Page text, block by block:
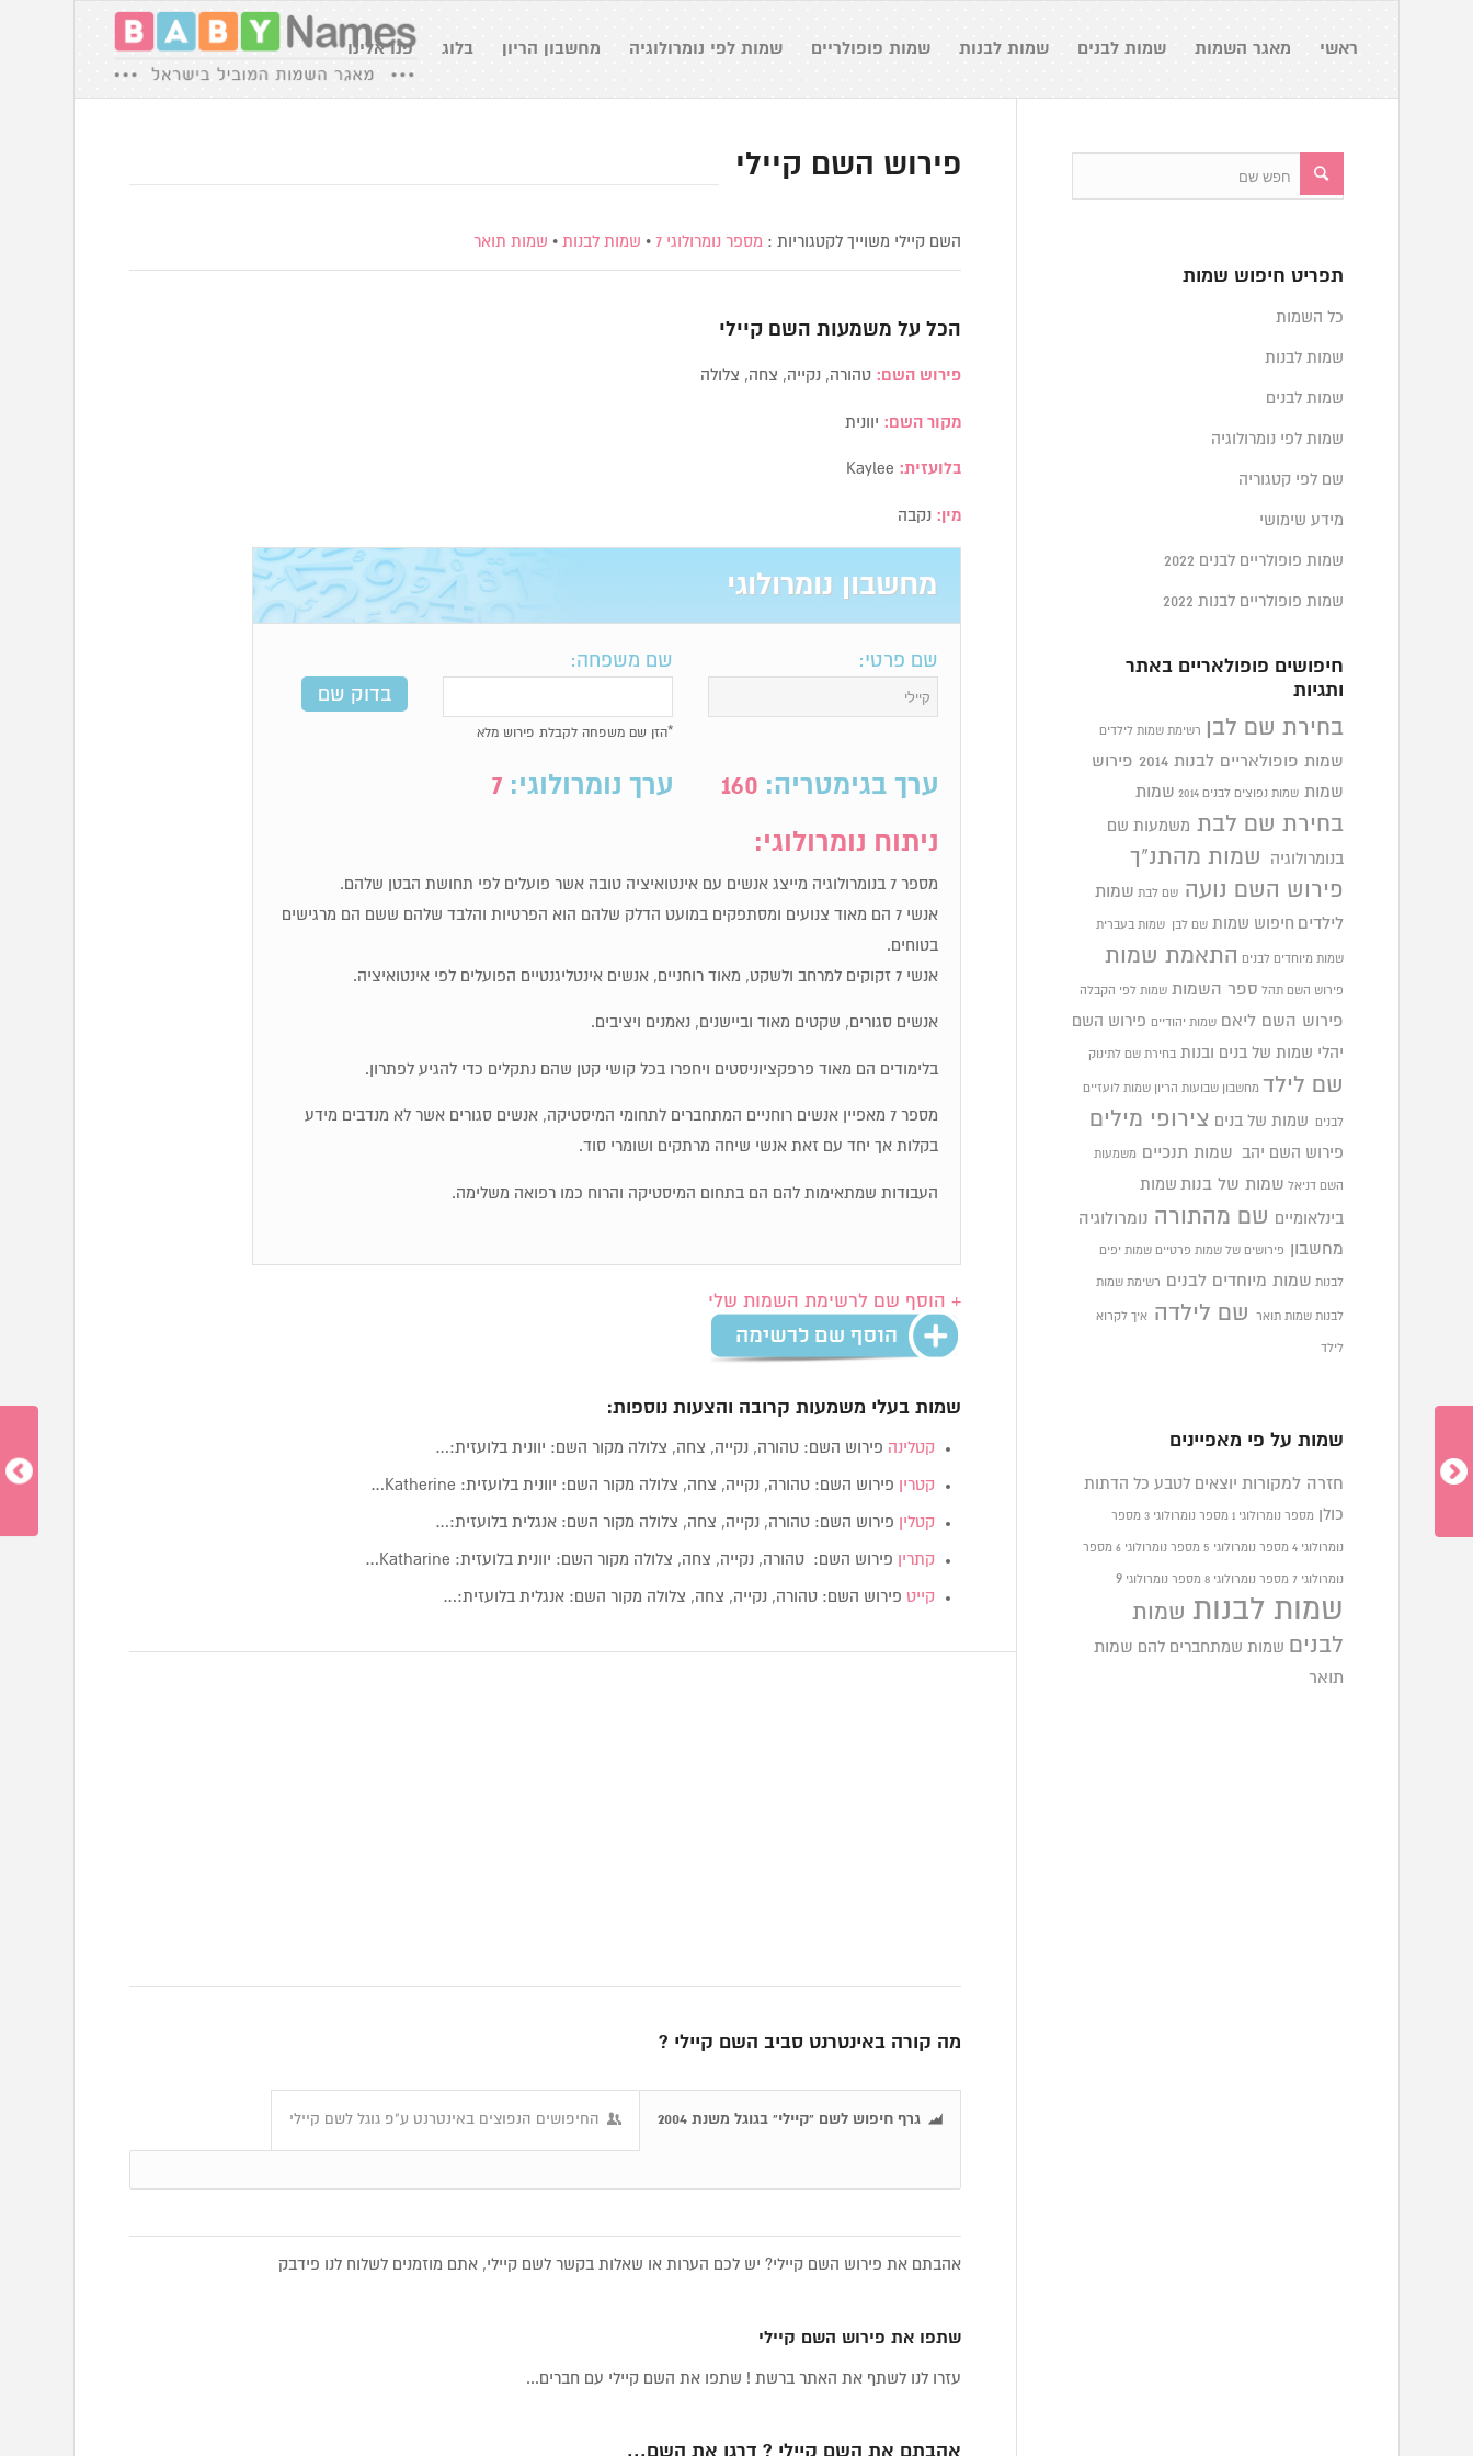
ראשי מאגר השמות שמות לבנים שמות לבנות שמות פופולריים שמות לפי נומרולוגיה מחשבון הריון בלוג פנו אלינו
פירוש השם קיילי
השם קיילי משוייך לקטגוריות : מספר נומרולוגי 7 • שמות לבנות • שמות תואר
הכל על משמעות השםקיילי
פירוש השם: טהורה, נקייה, צחה, צלולה
מקור השם: יוונית
בלועזית:
מין: נקבה
מחשבון נומרולוגי
שם פרטי: שם משפחה:
*הזן שם משפחה לקבלת פירוש מלא
ערך בגימטריה: 160 ערך נומרולוגי: 7
ניתוח נומרולוגי:
מספר 7 בנומרולוגיה מייצג אנשים עם אינטואיציה טובה אשר פועלים לפי תחושת הבטן שלהם.
אנשי 7 הם מאוד צנועים ומסתפקים במועט הדלק שלהם הוא הפרטיות והלבד שלהם ששם הם מרגישים
בטוחים.
אנשי 7 זקוקים למרחב ולשקט, מאוד רוחניים, אנשים אינטליגנטיים הפועלים לפי אינטואיציה.
אנשים סגורים, שקטים מאוד וביישנים, נאמנים ויציבים.
בלימודים הם מאוד פרפקציוניסטים ויחפרו בכל קושי קטן שהם נתקלים כדי להגיע לפתרון.
מספר 7 מאפיין אנשים רוחניים המתחברים לתחומי המיסטיקה, אנשים סגורים אשר לא מנדבים מידע
בקלות אך יחד עם זאת אנשי שיחה מרתקים ושומרי סוד.
העבודות שמתאימות להם הם בתחום המיסטיקה והרוח כמו רפואה משלימה.
+ הוסף שם לרשימת השמות שלי
שמות בעלי משמעות קרובה והצעות נוספות:
קטלינה פירוש השם: טהורה, נקייה, צחה, צלולה מקור השם: יוונית בלועזית:…
קטרין פירוש השם: טהורה, נקייה, צחה, צלולה מקור השם: יוונית בלועזית: Katherine…
קטלין פירוש השם: טהורה, נקייה, צחה, צלולה מקור השם: אנגלית בלועזית:…
קתרין פירוש השם: טהורה, נקייה, צחה, צלולה מקור השם: יוונית בלועזית: Katharine…
קייט פירוש השם: טהורה, נקייה, צחה, צלולה מקור השם: אנגלית בלועזית:…
מה קורה באינטרנט סביב השם קיילי ?
גרף חיפוש לשם "קיילי" בגוגל משנת 2004 החיפושים הנפוצים באינטרנט ע"פ גוגל לשם קיילי
אהבתם את פירוש השם קיילי? יש לכם הערות או שאלות בקשר לשם קיילי, אתם מוזמנים לשלוח לנו פידבק
שתפו את פירוש השם קיילי
עזרו לנו לשתף את האתר ברשת ! שתפו את השם קיילי עם חברים...
אהבתם את השם קיילי ? דרגו את השם...
תפריט חיפוש שמות
כל השמות
שמות לבנות
שמות לבנים
שמות לפי נומרולוגיה
שם לפי קטגוריה
מידע שימושי
שמות פופולריים לבנים 2022
שמות פופולריים לבנות 2022
חיפושים פופולאריים באתר
ותגיות
בחירת שם לבן רשימת שמות לילדים
שמות פופולאריים לבנות 2014 פירוש
שמות שמות נפוצים לבנים 2014 שמות
בחירת שם לבת משמעות שם
בנומרולוגיה
שמות מהתנ"ך
פירוש השם נועה
שם לבת שמות
לילדים חיפוש שמות שם לבן שמות בעברית
שמות מיוחדים לבנים התאמת שמות
פירוש השם תהל ספר השמות שמות לפי הקבלה
פירוש השם ליאם שמות יהודיים פירוש השם
יהלי שמות של בנים ובנות בחירת שם לתינוק
שם לילד מחשבון שבועות הריון שמות לועזיים
לבנים שמות של בנים צירופי מילים
פירוש השם יהב שמות תנכיים משמעות
השם דניאל שמות של בנות שמות
בינלאומיים שם מהתורה נומרולוגיה
מחשבון פירושים של שמות פרטיים שמות יפים
לבנות שמות מיוחדים לבנים רשימת שמות
לבנות שמות תואר שם לילדה איך לקרוא
לילד
שמות על פי מאפיינים
חזרה למקורות יוצאים לטבע כל הדתות
כולן מספר נומרולוגי 1 מספר נומרולוגי 3 מספר
נומרולוגי 4 מספר נומרולוגי 5 מספר נומרולוגי 6 מספר
נומרולוגי 7 מספר נומרולוגי 8 מספר נומרולוגי9
שמות לבנות שמות
לבנים
שמות שמתחברים להם שמות
תואר